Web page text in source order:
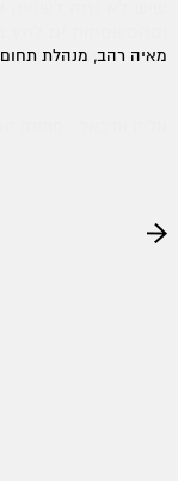
מאיה רהב, מנהלת תחום